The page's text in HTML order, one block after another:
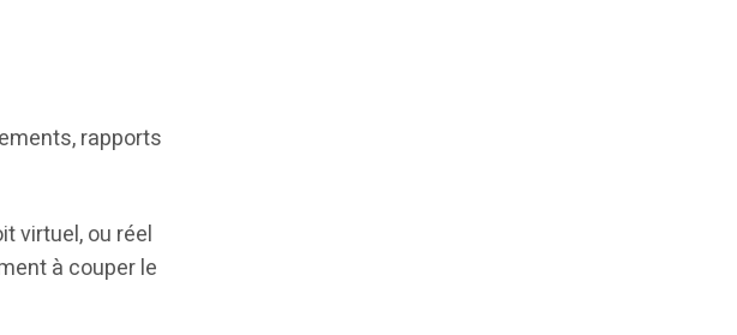
rapports
virtuel, ou réel
à couper le